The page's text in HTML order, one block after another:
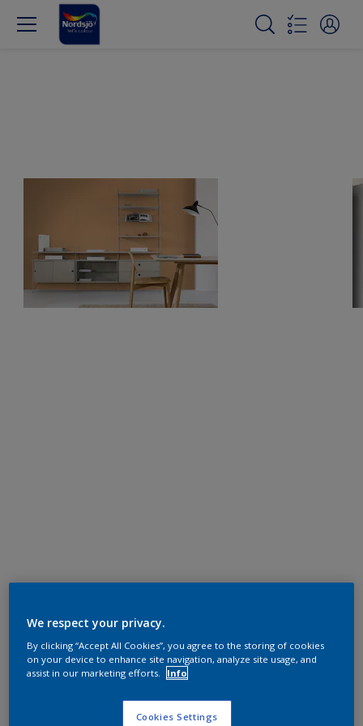
We respect your privacy.
By clicking “Accept All Cookies”, you agree to the storing of cookies
on your device to enhance site navigation, analyze site usage, and
assist in our marketing efforts.
Info
Cookies Settings